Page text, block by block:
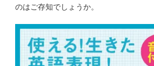
のはご存知でしょうか。